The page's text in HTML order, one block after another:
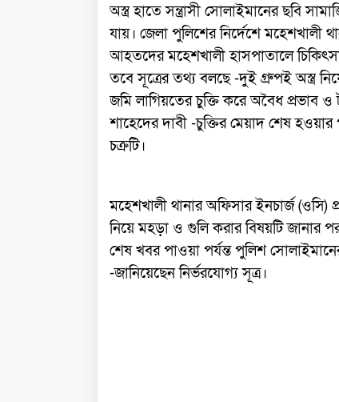
অস্ত্র হাতে সন্ত্রাসী সোলাইমানের ছবি
যায়। জেলা পুলিশের নির্দেশে মহেশখালী
আহতদের মহেশখালী হাসপাতালে
তবে সূত্রের তথ্য বলছে -দুই গ্রুপই অস্ত্র
জমি লাগিয়তের চুক্তি করে অবৈধ প্রভাব
শাহেদের দাবী -চুক্তির মেয়াদ শেষ হওয়ার
চক্রটি।
মহেশখালী থানার অফিসার ইনচার্জ (ওসি)
নিয়ে মহড়া ও গুলি করার বিষয়টি জানার
শেষ খবর পাওয়া পর্যন্ত পুলিশ
-জানিয়েছেন নির্ভরযোগ্য সূত্র।